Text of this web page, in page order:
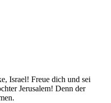
Israel! Freue dich und sei
Jerusalem! Denn der